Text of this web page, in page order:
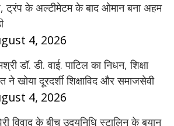
ट्रंप के अल्टीमेटम के बाद ओमान बना अहम
4, 2026
डॉ. डी. वाई. पाटिल का निधन, शिक्षा
ने खोया दूरदर्शी शिक्षाविद और समाजसेवी
4, 2026
विवाद के बीच उदयनिधि स्टालिन के बयान